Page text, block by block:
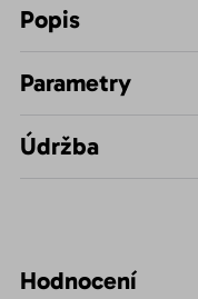
Popis
Parametry
Údržba
Hodnocení